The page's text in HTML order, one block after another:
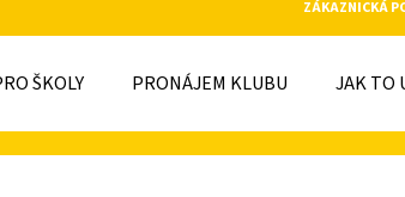
ZÁKAZNICKÁ
ŠKOLY PRONÁJEM KLUBU JAK TO
POTŘEBUJETE NAJÍT?